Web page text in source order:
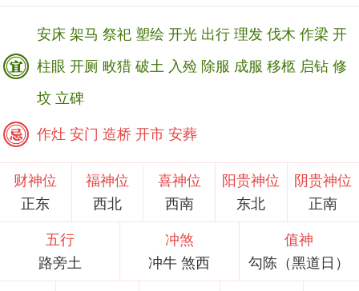
安床架马祭祀 塑绘开光 出行理发伐木作梁开
柱眼开厕畋猎破土 入殓 除服 成服移柩 启钻修
坟 立碑
作灶安门造桥开市安葬
财神位
正东
福神位
西北
喜神位
西南
阳贵神位
东北
阴贵神位
正南
五行
路旁土
冲煞
冲牛 煞西
值神
勾陈（黑道日）